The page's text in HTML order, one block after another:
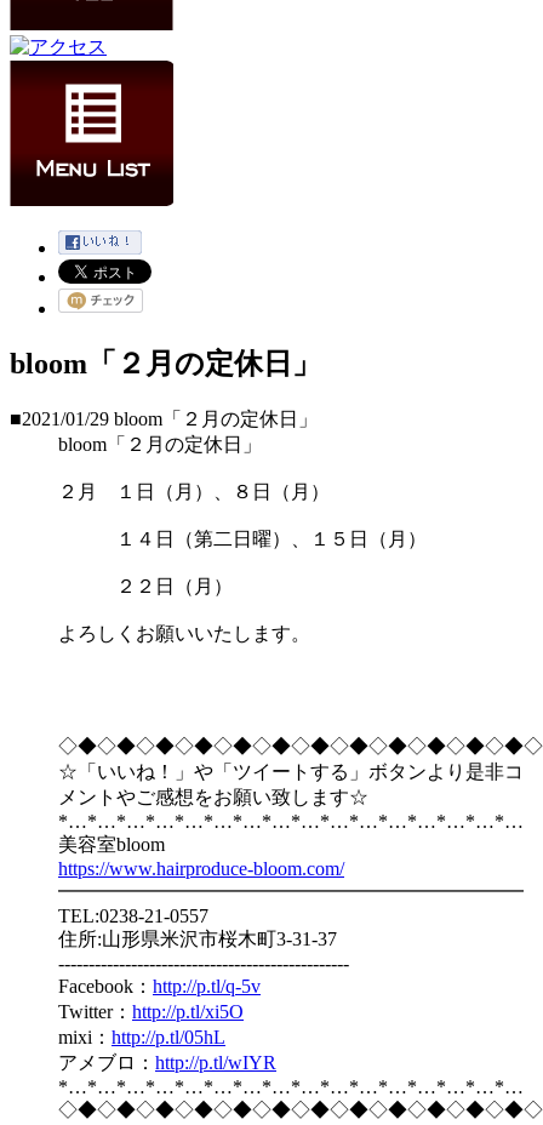
bloom「２月の定休日」
■2021/01/29 bloom「２月の定休日」
bloom「２月の定休日」
２月 １日（月）、８日（月）
１４日（第二日曜）、１５日（月）
２２日（月）
よろしくお願いいたします。
☆「いいね！」や「ツイートする」ボタンより是非コ
メントやご感想をお願い致します☆
*…*…*…*…*…*…*…*…*…*…*…*…*…*…*…*…
美容室bloom
https://www.hairproduce-bloom.com/
━━━━━━━━━━━━━━━━━━━━━━━━
TEL:0238-21-0557
住所:山形県米沢市桜木町3-31-37
------------------------------------------------
Facebook： http://p.tl/q-5v
Twitter： http://p.tl/xi5O
mixi： http://p.tl/05hL
アメブロ： http://p.tl/wIYR
*…*…*…*…*…*…*…*…*…*…*…*…*…*…*…*…